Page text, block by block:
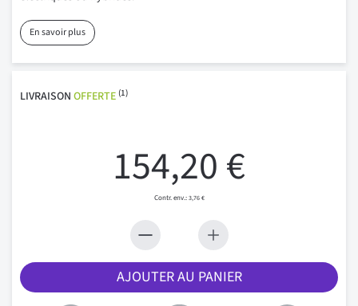
En savoir plus
LIVRAISON OFFERTE (1)
154,20 €
3,76 €
AJOUTER AU PANIER